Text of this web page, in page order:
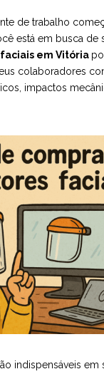
de trabalho
está em busca de
em Vitória
colaboradores
impactos
indispensáveis em